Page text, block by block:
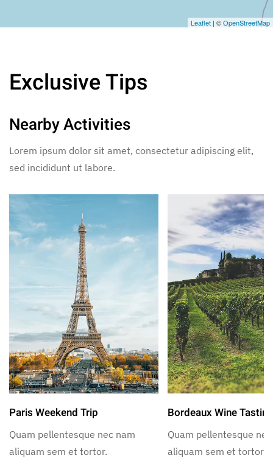
Leaflet | ©OpenStreetMap
Exclusive Tips
Nearby Activities
Lorem ipsum dolor sit amet, consectetur adipiscing elit,
sed incididunt ut labore.
Paris Weekend Trip
Quam pellentesque nec nam
aliquam sem et tortor.
Bordeaux Wine Tasting
Quam pellentesque
aliquam sem et tortor.